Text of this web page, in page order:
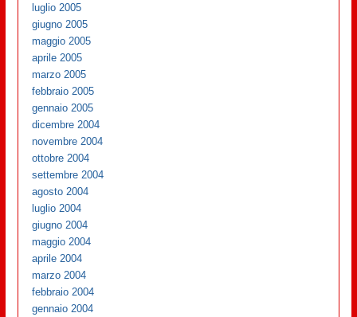
luglio 2005
giugno 2005
maggio 2005
aprile 2005
marzo 2005
febbraio 2005
gennaio 2005
dicembre 2004
novembre 2004
ottobre 2004
settembre 2004
agosto 2004
luglio 2004
giugno 2004
maggio 2004
aprile 2004
marzo 2004
febbraio 2004
gennaio 2004